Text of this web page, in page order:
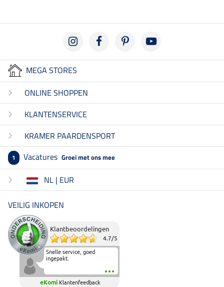
MEGA STORES
ONLINE SHOPPEN
KLANTENSERVICE
KRAMER PAARDENSPORT
1 Vacatures Groei met ons mee
NL | EUR
VEILIG INKOPEN
Klantbeoordelingen
4.7/5
Snelle service, goed
ingepakt.
eKomi Klantenfeedback